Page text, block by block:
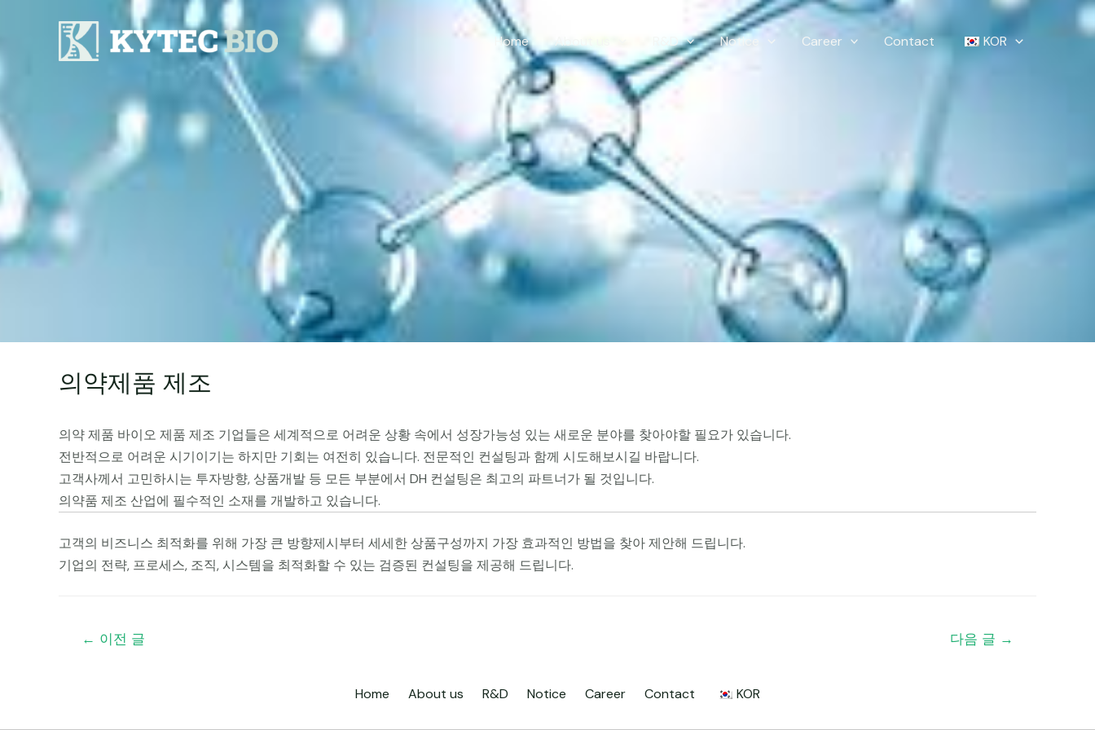
너
뛰
Home About us R&D Notice Career Contact KOR
의약제품 제조
의약 제품 바이오 제품 제조 기업들은 세계적으로 어려운 상황 속에서 성장가능성 있는 새로운 분야를 찾아야할 필요가 있습니다.
전반적으로 어려운 시기이기는 하지만 기회는 여전히 있습니다. 전문적인 컨설팅과 함께 시도해보시길 바랍니다.
고객사께서 고민하시는 투자방향, 상품개발 등 모든 부분에서 ​DH 컨설팅은 최고의 파트너가 될 것입니다.
의약품 제조 산업에 필수적인 소재를 개발하고 있습니다.
고객의 비즈니스 최적화를 위해 가장 큰 방향제시부터 세세한 상품구성까지 가장 효과적인 방법을 찾아 제안해 드립니다.
기업의 전략, 프로세스, 조직, 시스템을 최적화할 수 있는 검증된 컨설팅을 제공해 드립니다.
← 이전 글 다음 글 →
Home About us R&D Notice Career Contact KOR